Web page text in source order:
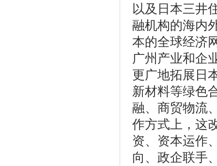
以及日本三井
融机构的海内
本的全球经济
广州产业和企
更广地拓展日
新材料等绿色
融、商贸物流
作方式上，这
资、资本运作
向、政企联手